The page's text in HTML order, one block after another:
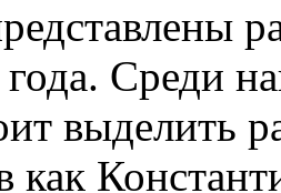
Среди
выделить
как